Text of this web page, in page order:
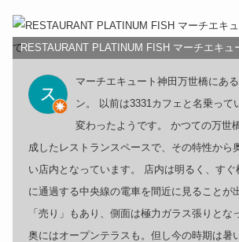
RESTAURANT PLATINUM FISH マーチエキュ
マーチエキュート神田万世橋にあ
ン。 以前は3331カフェと名乗って
変わったようです。 かつての万世
成したレストランスペースで、その特性から
い店内となっています。 店内は明るく、すぐ
に通過する中央線の電車を間近に見ることが
「売り」もあり、側面は極力ガラス張りとな
奥にはオープンテラスも。但し今の時期は